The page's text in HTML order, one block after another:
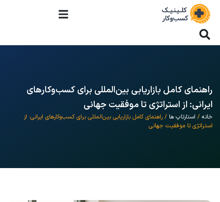
راهنمای کامل بازاریابی بین‌المللی برای کسب‌وکارهای
ایرانی: از استراتژی تا موفقیت جهانی
خانه / استارتاپ ها / راهنمای کامل بازاریابی بین‌المللی برای کسب‌وکارهای ایرانی: از
استراتژی تا موفقیت جهانی